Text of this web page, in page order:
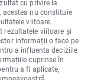
cu privire la
acestea nu constituie
viitoare.
rezultatele viitoare și
informații o face pe
a influenta deciziile
cuprinse în
a fi aplicate,